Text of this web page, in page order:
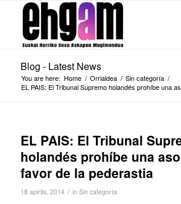
Blog - Latest News
You are here: Home / Orrialdea / Sin categoría /
EL PAIS: El Tribunal Supremo holandés prohíbe una
EL PAIS: El Tribunal
holandés prohíbe una
favor de la pederastia
18 apirila, 2014 / in Sin categoría